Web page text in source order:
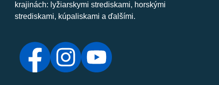
krajinách: lyžiarskymi strediskami, horskými
strediskami, kúpaliskami a ďalšími.